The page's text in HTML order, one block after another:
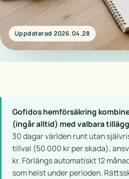
Uppdaterad 2026.04.28
Gofidos hemförsäkring
(ingår alltid) med valbara
30 dagar världen runt utan
tillval (50 000 kr per skada),
kr. Förlängs automatiskt 12
som helst under perioden.